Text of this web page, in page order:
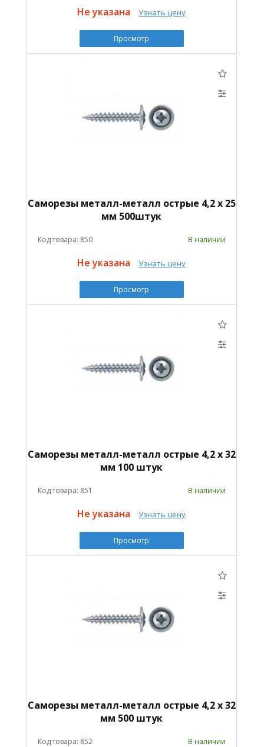
Не указана Узнать цену
Просмотр
Саморезы металл-металл острые 4,2 х 25
мм 500штук
Код товара: 850 В наличии
Не указана Узнать цену
Просмотр
Саморезы металл-металл острые 4,2 х 32
мм 100 штук
Код товара: 851 В наличии
Не указана Узнать цену
Просмотр
Саморезы металл-металл острые 4,2 х 32
мм 500 штук
Код товара: 852 В наличии